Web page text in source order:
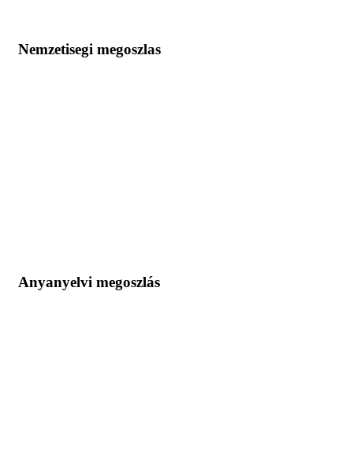
Nemzetisegi megoszlas
Anyanyelvi megoszlás